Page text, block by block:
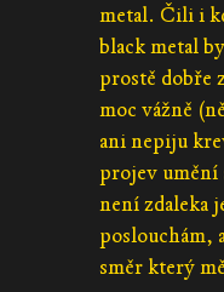
metal. Čili i
black metal
prostě dobře
moc vážně
ani nepiju
projev umění
není zdaleka
poslouchám,
směr který